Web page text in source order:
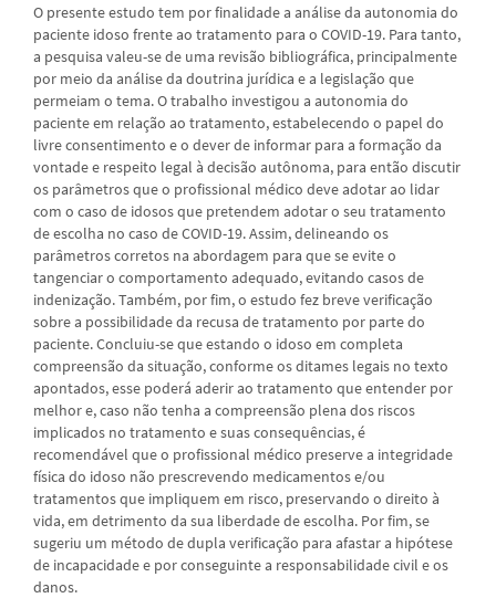
O presente estudo tem por finalidade a análise da autonomia do
paciente idoso frente ao tratamento para o COVID-19. Para tanto,
a pesquisa valeu-se de uma revisão bibliográfica, principalmente
por meio da análise da doutrina jurídica e a legislação que
permeiam o tema. O trabalho investigou a autonomia do
paciente em relação ao tratamento, estabelecendo o papel do
livre consentimento e o dever de informar para a formação da
vontade e respeito legal à decisão autônoma, para então discutir
os parâmetros que o profissional médico deve adotar ao lidar
com o caso de idosos que pretendem adotar o seu tratamento
de escolha no caso de COVID-19. Assim, delineando os
parâmetros corretos na abordagem para que se evite o
tangenciar o comportamento adequado, evitando casos de
indenização. Também, por fim, o estudo fez breve verificação
sobre a possibilidade da recusa de tratamento por parte do
paciente. Concluiu-se que estando o idoso em completa
compreensão da situação, conforme os ditames legais no texto
apontados, esse poderá aderir ao tratamento que entender por
melhor e, caso não tenha a compreensão plena dos riscos
implicados no tratamento e suas consequências, é
recomendável que o profissional médico preserve a integridade
física do idoso não prescrevendo medicamentos e/ou
tratamentos que impliquem em risco, preservando o direito à
vida, em detrimento da sua liberdade de escolha. Por fim, se
sugeriu um método de dupla verificação para afastar a hipótese
de incapacidade e por conseguinte a responsabilidade civil e os
danos.